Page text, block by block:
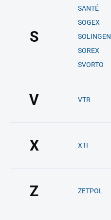
S
SANTÉ
SOGEX
SOLINGEN
SOREX
SVORTO
V VTR
X XTI
Z ZETPOL